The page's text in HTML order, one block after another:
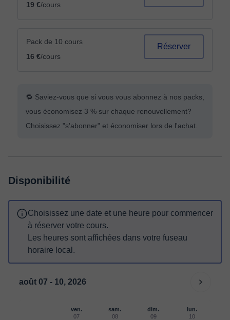
19 €/cours
Pack de 10 cours
16 €/cours
Réserver
🔁 Saviez-vous que si vous vous abonnez à nos packs,
vous économisez 3 % sur chaque renouvellement?
Choisissez "s'abonner" et économiser lors de l'achat.
Disponibilité
Choisissez une date et une heure pour commencer
à réserver votre cours.
Les heures sont affichées dans votre fuseau
horaire local.
août 07 - 10, 2026
ven.
07
sam.
08
dim.
09
lun.
10